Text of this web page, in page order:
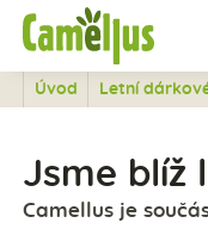
Úvod Letní
Jsme blíž
Camellus je